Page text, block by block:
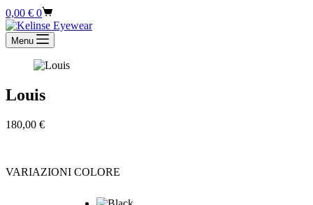
Carrello
0,00 € 0
Menu
Louis
180,00 €
VARIAZIONI COLORE